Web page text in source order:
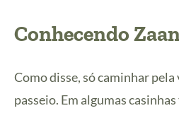
Conhecendo
Como disse, só caminhar pela
passeio. Em algumas